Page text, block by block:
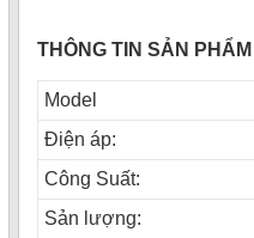
THÔNG TIN SẢN PHẨM
Model
Điện áp:
Công Suất:
Sản lượng: